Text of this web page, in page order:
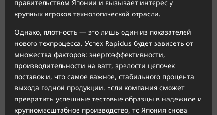
правительством Японии и вызывает интерес у
крупных игроков технологической отрасли.
Однако, плотность — это лишь один из показателей
нового техпроцесса. Успех Rapidus будет зависеть от
множества факторов: энергоэффективности,
производительности на ватт, зрелости цепочек
поставок и, что самое важное, стабильного процента
выхода годной продукции. Если компания сможет
превратить успешные тестовые образцы в надежное и
крупномасштабное производство, то Япония снова